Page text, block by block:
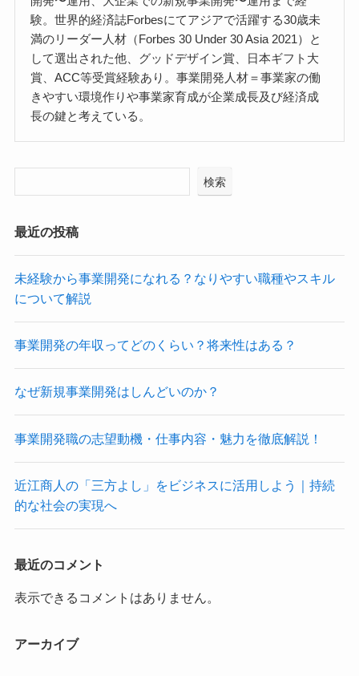
験。世界的経済誌Forbesにてアジアで活躍する30歳未
満のリーダー人材（Forbes 30 Under 30 Asia 2021）と
して選出された他、グッドデザイン賞、日本ギフト大
賞、ACC等受賞経験あり。事業開発人材＝事業家の働
きやすい環境作りや事業家育成が企業成長及び経済成
長の鍵と考えている。
検索
最近の投稿
未経験から事業開発になれる？なりやすい職種やスキル
について解説
事業開発の年収ってどのくらい？将来性はある？
なぜ新規事業開発はしんどいのか？
事業開発職の志望動機・仕事内容・魅力を徹底解説！
近江商人の「三方よし」をビジネスに活用しよう｜持続
的な社会の実現へ
最近のコメント
表示できるコメントはありません。
アーカイブ